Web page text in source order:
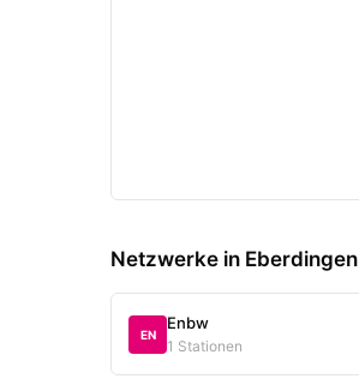
Netzwerke in Eberdingen
EN
Enbw
1 Stationen